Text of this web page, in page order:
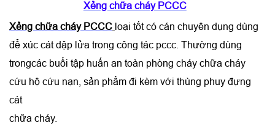
Xẻng chữa cháy PCCC
Xẻng chữa cháy PCCC loại tốt có cán chuyên dụng dùng
để xúc cát dập lửa trong công tác pccc. Thường dùng
trongcác buổi tập huấn an toàn phòng cháy chữa cháy
cứu hộ cứu nạn, sản phẩm đi kèm với thùng phuy đựng
cát
chữa cháy.